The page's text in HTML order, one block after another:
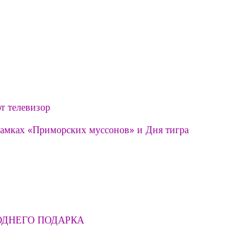
телевизор
«Приморских муссонов» и Дня тигра
ПОДАРКА